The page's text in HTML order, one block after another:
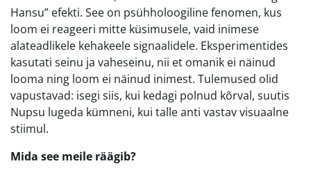
Hansu” efekti. See on psühholoogiline fenomen, kus
loom ei reageeri mitte küsimusele, vaid inimese
alateadlikele kehakeele signaalidele. Eksperimentides
kasutati seinu ja vaheseinu, nii et omanik ei näinud
looma ning loom ei näinud inimest. Tulemused olid
vapustavad: isegi siis, kui kedagi polnud kõrval, suutis
Nupsu lugeda kümneni, kui talle anti vastav visuaalne
stiimul.
Mida see meile räägib?